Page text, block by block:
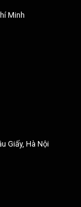
Minh
Giấy, Hà Nội